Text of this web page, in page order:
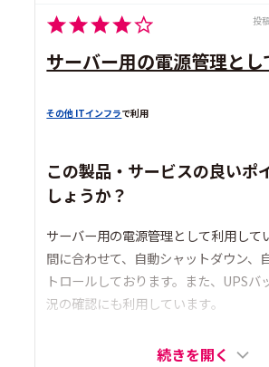
投
サーバー用の電源管理とし
その他 ITインフラで利用
この製品・サービスの良いポ
しょうか？
サーバー用の電源管理として利用して
間に合わせて、自動シャットダウン、
トロールしております。また、UPSバ
況の確認にも利用しています｡
続きを開く